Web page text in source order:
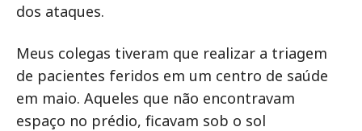
dos ataques.
Meus colegas tiveram que realizar a triagem
de pacientes feridos em um centro de saúde
em maio. Aqueles que não encontravam
espaço no prédio, ficavam sob o sol